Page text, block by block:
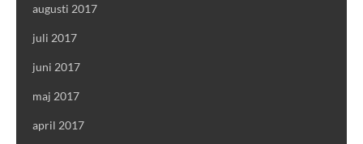
augusti 2017
juli 2017
juni 2017
maj 2017
april 2017